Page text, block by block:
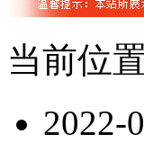
当前位
2022-